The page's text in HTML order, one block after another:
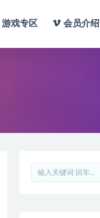
游戏专区 会员介绍